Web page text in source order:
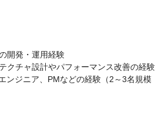
開発・運用経験
クチャ設計やパフォーマンス改善の経験
ンジニア、PMなどの経験（2～3名規模